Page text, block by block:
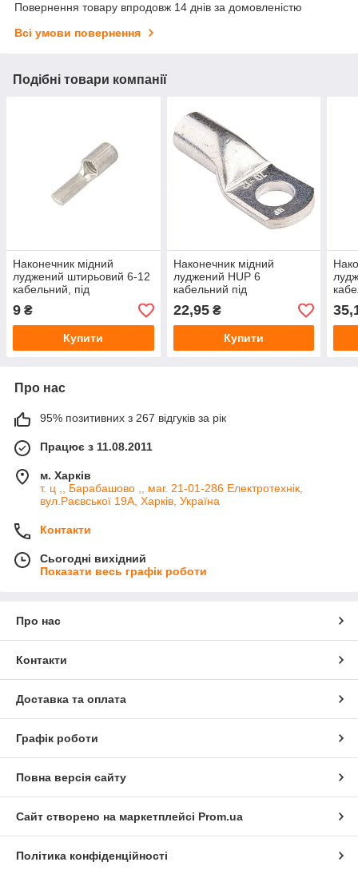
Повернення товару впродовж 14 днів за домовленістю
Всі умови повернення
Подібні товари компанії
Наконечник мідний
луджений штирьовий 6-12
кабельний, під
опресування, для проводу
6 мм², довжина 12 мм
9 ₴
Купити
Наконечник мідний
луджений HUP 6
кабельний під
опресування 6 мм²
22,95₴
Купити
10
Про нас
95% позитивних з 267 відгуків за рік
Працює з 11.08.2011
м. Харків
т. ц ,, Барабашово ,, маг. 21-01-286 Електротехнік,
вул.Раєвської 19А, Харків, Україна
Контакти
Сьогодні вихідний
Показати весь графік роботи
Про нас
Контакти
Доставка та оплата
Графік роботи
Повна версія сайту
Сайт створено на маркетплейсі Prom.ua
Політика конфіденційності